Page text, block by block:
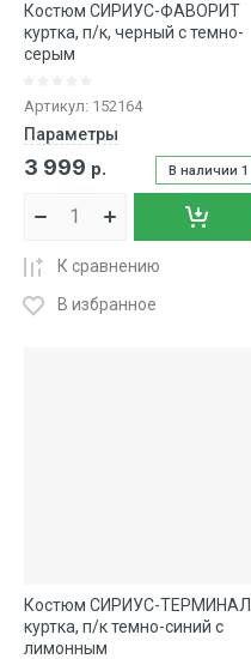
Костюм СИРИУС-ФАВОРИТ
куртка, п/к, черный с темно-
серым
Артикул: 152164
Параметры
В наличии 1
3 999 р.
К сравнению
В избранное
Костюм СИРИУС-ТЕРМИНАЛ
куртка, п/к темно-синий с
лимонным